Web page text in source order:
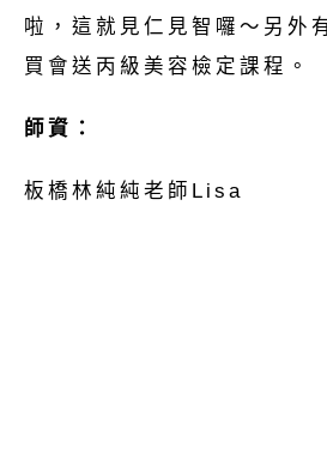
啦，這就見仁見智囉～另外
買會送丙級美容檢定課程。
師資：
板橋林純純老師Lisa